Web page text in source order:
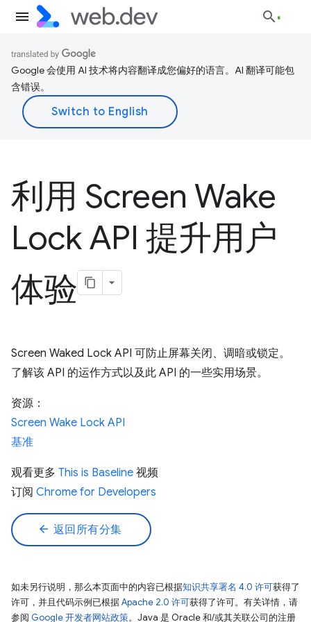
Google 会使用 AI 技术将内容翻译成您偏好的语言。AI 翻译可能包
含错误。
利用 Screen Wake
Lock API 提升用户
体验
Screen Waked Lock API 可防止屏幕关闭、调暗或锁定。
了解该 API 的运作方式以及此 API 的一些实用场景。
资源：
Screen Wake Lock API
基准
观看更多 This is Baseline 视频
订阅 Chrome for Developers
arrow_back 返回所有分集
如未另行说明，那么本页面中的内容已根据知识共享署名 4.0 许可获得了
许可，并且代码示例已根据Apache 2.0 许可获得了许可。有关详情，请
参阅 Google 开发者网站政策。Java 是 Oracle 和/或其关联公司的注册